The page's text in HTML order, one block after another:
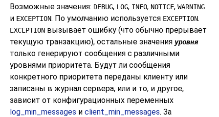
Возможные значения: DEBUG, LOG, INFO, NOTICE, WARNING
и EXCEPTION. По умолчанию используется EXCEPTION.
EXCEPTION вызывает ошибку (что обычно прерывает
текущую транзакцию), остальные значения уровня
только генерируют сообщения с различными
уровнями приоритета. Будут ли сообщения
конкретного приоритета переданы клиенту или
записаны в журнал сервера, или и то, и другое,
зависит от конфигурационных переменных
log_min_messages и client_min_messages. За